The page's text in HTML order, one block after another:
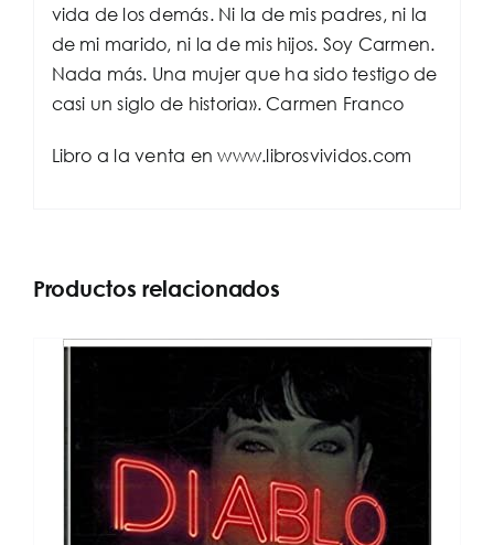
vida de los demás. Ni la de mis padres, ni la
de mi marido, ni la de mis hijos. Soy Carmen.
Nada más. Una mujer que ha sido testigo de
casi un siglo de historia». Carmen Franco
Libro a la venta en www.librosvividos.com
Productos relacionados